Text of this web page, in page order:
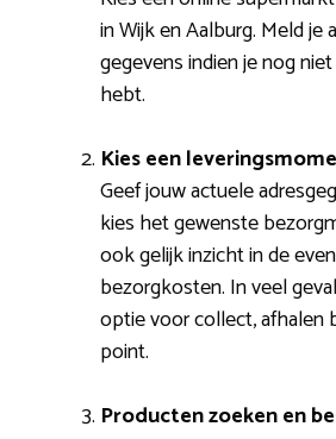
in Wijk en Aalburg. Meld je
gegevens indien je nog
hebt.
Kies een
Geef jouw actuele
kies het gewenste
ook gelijk inzicht in de
bezorgkosten. In veel
optie voor collect, afhalen
point.
Producten zoeken en